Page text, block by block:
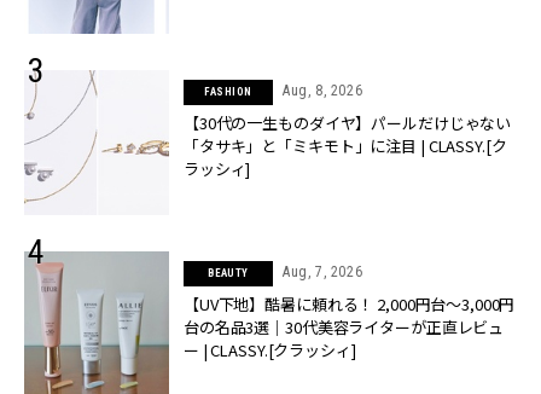
FASHION Aug, 8, 2026
【30代の一生ものダイヤ】パールだけじゃない
「タサキ」と「ミキモト」に注目 | CLASSY.[ク
ラッシィ]
BEAUTY Aug, 7, 2026
【UV下地】酷暑に頼れる！ 2,000円台〜3,000円
台の名品3選｜30代美容ライターが正直レビュ
ー | CLASSY.[クラッシィ]